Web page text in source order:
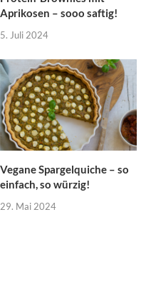
Aprikosen – sooo saftig!
5. Juli 2024
Vegane Spargelquiche – so
einfach, so würzig!
29. Mai 2024